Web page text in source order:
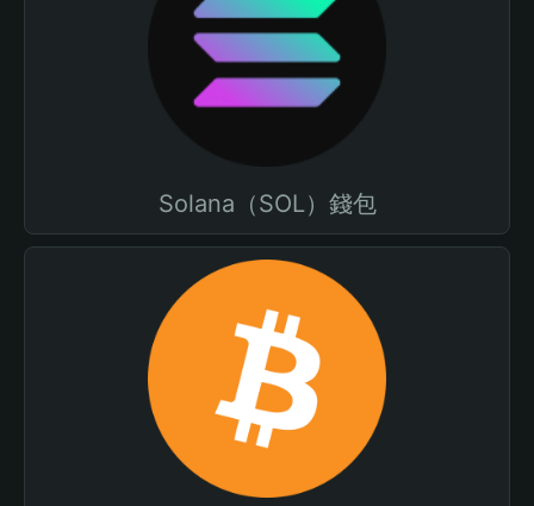
Solana（SOL）錢包